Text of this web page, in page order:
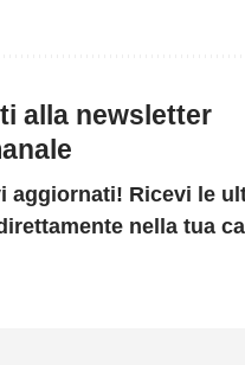
alla newsletter
aggiornati! Ricevi le
nella tua